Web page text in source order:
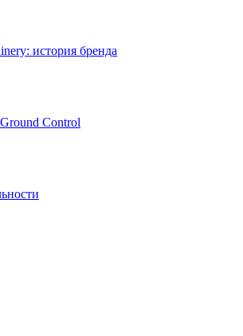
история бренда
Control